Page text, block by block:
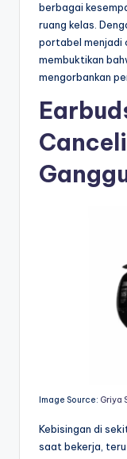
berbagai
ruang kelas.
portabel menjadi
membuktikan
mengorbankan
Image Source: Griya
Kebisingan di
saat bekerja,